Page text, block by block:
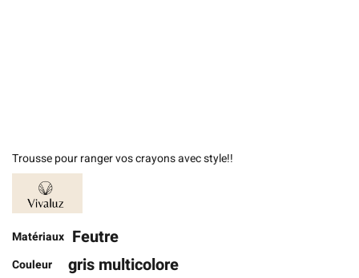
Trousse pour ranger vos crayons avec style!!
Matériaux Feutre
Couleur gris multicolore